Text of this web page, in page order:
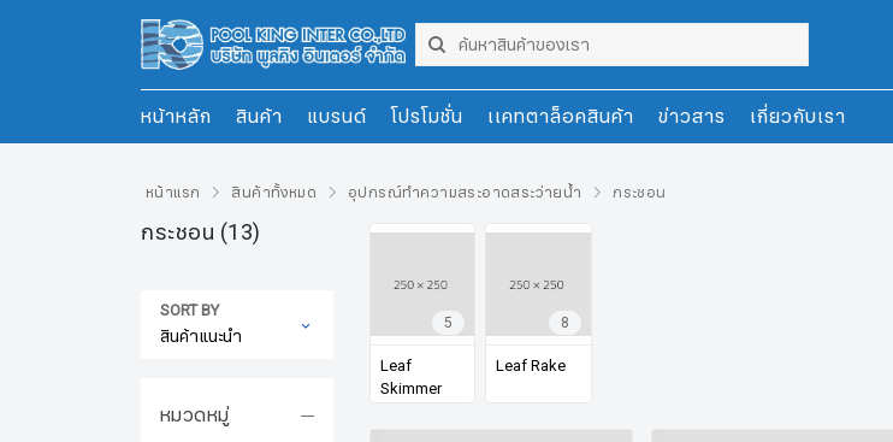
หน้าหลัก สินค้า แบรนด์ โปรโมชั่น เเคทตาล็อคสินค้า ข่าวสาร เกี่ยวกับเรา
หน้าแรก สินค้าทั้งหมด อุปกรณ์ทำความสระอาดสระว่ายน้ำ กระชอน
กระชอน (13)
SORT BY
หมวดหมู่
5
Leaf
Skimmer
8
Leaf Rake